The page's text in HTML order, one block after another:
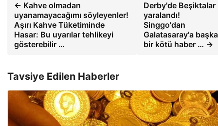
← Kahve olmadan
uyanamayacağımı söyleyenler!
Aşırı Kahve Tüketiminde
Hasar: Bu uyarılar tehlikeyi
gösterebilir …
Derby'de Beşiktalar
yaralandı!
Singgo'dan
Galatasaray'a başka
bir kötü haber … →
Tavsiye Edilen Haberler